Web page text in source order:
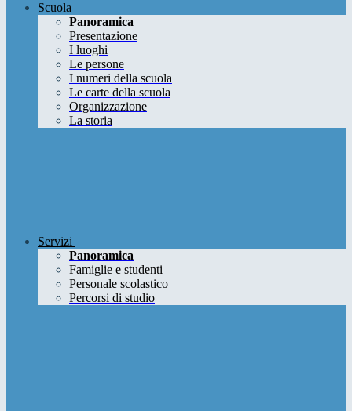
Scuola
Panoramica
Presentazione
I luoghi
Le persone
I numeri della scuola
Le carte della scuola
Organizzazione
La storia
Servizi
Panoramica
Famiglie e studenti
Personale scolastico
Percorsi di studio